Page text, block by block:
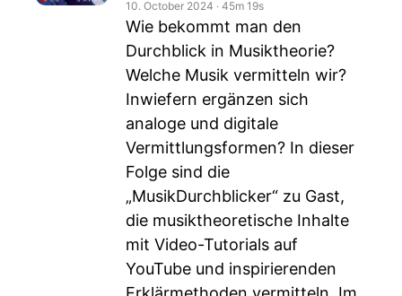
10. October 2024 ‧ 45m 19s
Wie bekommt man den
Durchblick in Musiktheorie?
Welche Musik vermitteln wir?
Inwiefern ergänzen sich
analoge und digitale
Vermittlungsformen? In dieser
Folge sind die
„MusikDurchblicker“ zu Gast,
die musiktheoretische Inhalte
mit Video-Tutorials auf
YouTube und inspirierenden